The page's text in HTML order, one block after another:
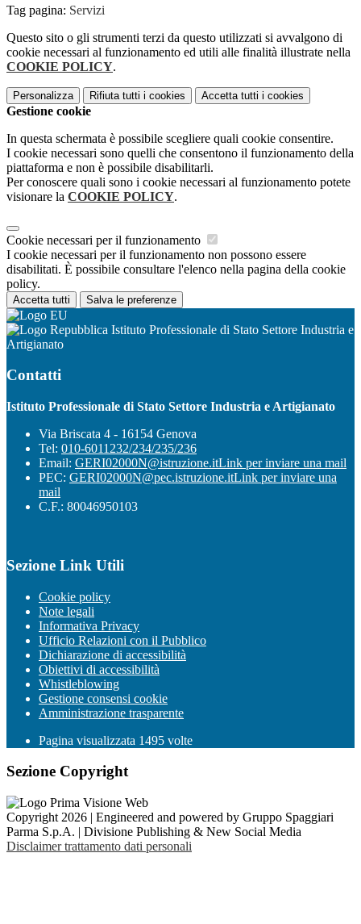
Tag pagina: Servizi
Questo sito o gli strumenti terzi da questo utilizzati si avvalgono di
cookie necessari al funzionamento ed utili alle finalità illustrate nella
COOKIE POLICY.
Personalizza Rifiuta tutti i cookies Accetta tutti i cookies
Gestione cookie
In questa schermata è possibile scegliere quali cookie consentire.
I cookie necessari sono quelli che consentono il funzionamento della
piattaforma e non è possibile disabilitarli.
Per conoscere quali sono i cookie necessari al funzionamento potete
visionare la COOKIE POLICY.
Cookie necessari per il funzionamento
I cookie necessari per il funzionamento non possono essere
disabilitati. È possibile consultare l'elenco nella pagina della cookie
policy.
Accetta tutti Salva le preferenze
Istituto Professionale di Stato Settore Industria e
Artigianato
Contatti
Istituto Professionale di Stato Settore Industria e Artigianato
Via Briscata 4 - 16154 Genova
Tel: 010-6011232/234/235/236
Email: GERI02000N@istruzione.itLink per inviare una mail
PEC: GERI02000N@pec.istruzione.itLink per inviare una
mail
C.F.: 80046950103
Sezione Link Utili
Cookie policy
Note legali
Informativa Privacy
Ufficio Relazioni con il Pubblico
Dichiarazione di accessibilità
Obiettivi di accessibilità
Whistleblowing
Gestione consensi cookie
Amministrazione trasparente
Pagina visualizzata 1495 volte
Sezione Copyright
Copyright 2026 | Engineered and powered by Gruppo Spaggiari
Parma S.p.A. | Divisione Publishing & New Social Media
Disclaimer trattamento dati personali